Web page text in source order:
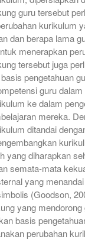
guru tersebut
kurikulum
dan berapa lama
menerapkan
tersebut juga
pengetahuan
guru
ke dalam
mereka.
ditandai
yang diharapkan
semata-mata
yang
(Goodson,
yang mendorong
basis
perubahan